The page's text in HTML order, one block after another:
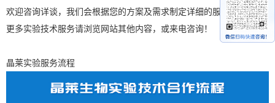
欢迎咨询详谈，我们会根据您的方案及需求制定详细的服务协议。
更多实验技术服务请浏览网站其他内容，或来电咨询！
晶莱实验服务流程